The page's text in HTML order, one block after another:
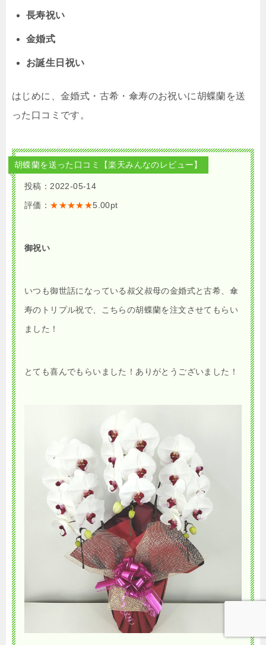
長寿祝い
金婚式
お誕生日祝い
はじめに、金婚式・古希・傘寿のお祝いに胡蝶蘭を送
った口コミです。
胡蝶蘭を送った口コミ【楽天みんなのレビュー】
投稿：2022-05-14
評価： ★★★★★5.00pt
御祝い
いつも御世話になっている叔父叔母の金婚式と古希、傘
寿のトリプル祝で、こちらの胡蝶蘭を注文させてもらい
ました！
とても喜んでもらいました！ありがとうございました！